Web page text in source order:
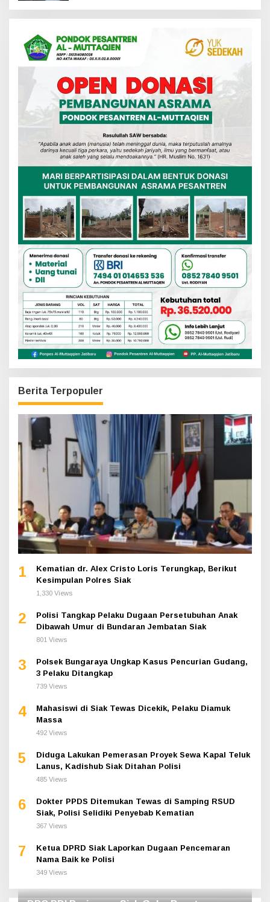
Berita Terpopuler
1
Kematian dr. Alex Cristo Loris Terungkap, Berikut
Kesimpulan Polres Siak
1,330 Views
2
Polisi Tangkap Pelaku Dugaan Persetubuhan Anak
Dibawah Umur di Bundaran Jembatan Siak
801 Views
3
Polsek Bungaraya Ungkap Kasus Pencurian Gudang,
3 Pelaku Ditangkap
739 Views
4
Mahasiswi di Siak Tewas Dicekik, Pelaku Diamuk
Massa
492 Views
5
Diduga Lakukan Pemerasan Proyek Sewa Kapal Teluk
Lanus, Kadishub Siak Ditahan Polisi
485 Views
6
Dokter PPDS Ditemukan Tewas di Samping RSUD
Siak, Polisi Selidiki Penyebab Kematian
367 Views
7
Ketua DPRD Siak Laporkan Dugaan Pencemaran
Nama Baik ke Polisi
349 Views